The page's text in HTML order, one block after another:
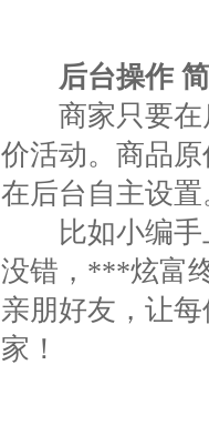
后台操作
商家只要在
价活动。商品
在后台自主设置
比如小编手上
没错，***炫富
亲朋好友，让
家！